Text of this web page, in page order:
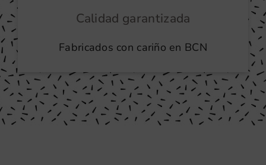
Calidad garantizada
Fabricados con cariño en BCN